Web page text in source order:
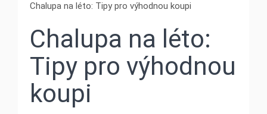
Chalupa na léto: Tipy pro výhodnou koupi
Chalupa na léto:
Tipy pro výhodnou
koupi